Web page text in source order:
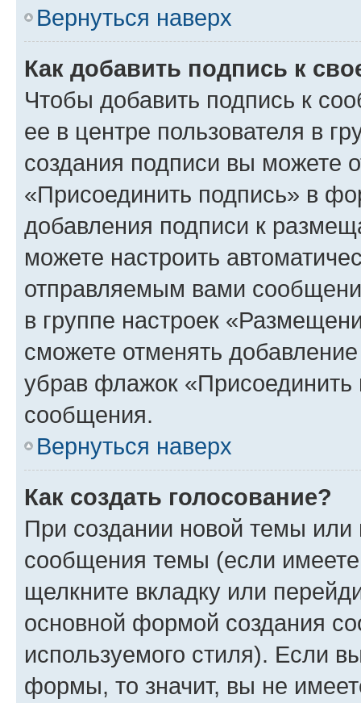
Вернуться наверх
Как добавить подпись к
Чтобы добавить подпись к
ее в центре пользователя в
создания подписи вы можете
«Присоединить подпись» в
добавления подписи к
можете настроить
отправляемым вами
в группе настроек
сможете отменять
убрав флажок
сообщения.
Вернуться наверх
Как создать голосование?
При создании новой темы или
сообщения темы (если
щелкните вкладку или
основной формой создания
используемого стиля). Если
формы, то значит, вы не